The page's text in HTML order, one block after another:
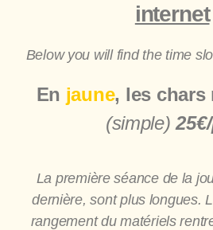
internet
Below you will find the time
En jaune, les chars
(simple)
La première séance de la
dernière, sont plus longues.
rangement du matériels